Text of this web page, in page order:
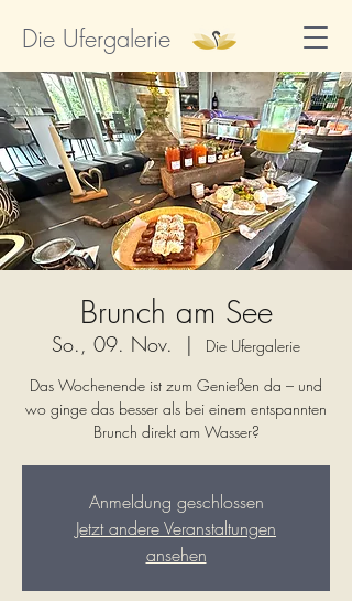
Die Ufergalerie
Brunch am See
So., 09. Nov.
  |
Die Ufergalerie
Das Wochenende ist zum Genießen da – und
wo ginge das besser als bei einem entspannten
Brunch direkt am Wasser?
Anmeldung geschlossen
Jetzt andere Veranstaltungen
ansehen